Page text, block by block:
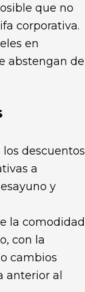
que no
corporativa.
en
abstengan de
descuentos
a
y
la comodidad
con la
cambios
anterior al